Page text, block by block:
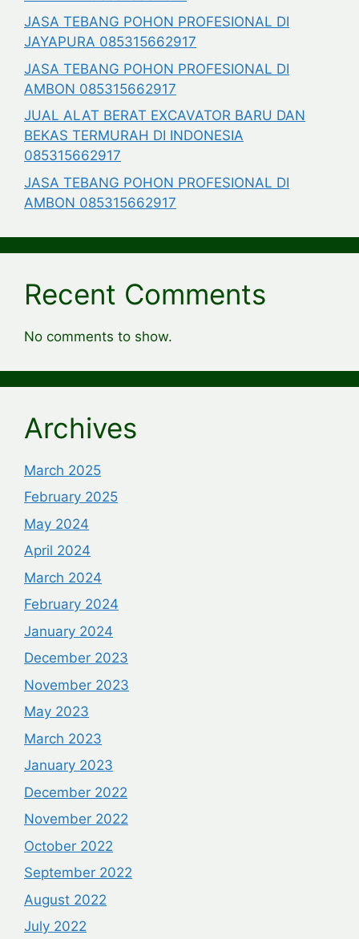
JASA TEBANG POHON PROFESIONAL DI
JAYAPURA 085315662917
JASA TEBANG POHON PROFESIONAL DI
AMBON 085315662917
JUAL ALAT BERAT EXCAVATOR BARU DAN
BEKAS TERMURAH DI INDONESIA
085315662917
JASA TEBANG POHON PROFESIONAL DI
AMBON 085315662917
Recent Comments
No comments to show.
Archives
March 2025
February 2025
May 2024
April 2024
March 2024
February 2024
January 2024
December 2023
November 2023
May 2023
March 2023
January 2023
December 2022
November 2022
October 2022
September 2022
August 2022
July 2022